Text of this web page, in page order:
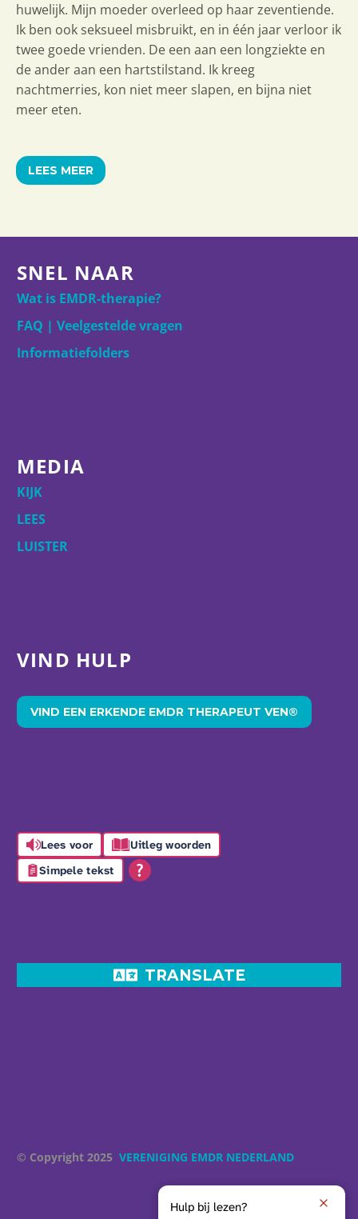
huwelijk. Mijn moeder overleed op haar zeventiende.
Ik ben ook seksueel misbruikt, en in één jaar verloor ik
twee goede vrienden. De een aan een longziekte en
de ander aan een hartstilstand. Ik kreeg
nachtmerries, kon niet meer slapen, en bijna niet
meer eten.
LEES MEER
SNEL NAAR
Wat is EMDR-therapie?
FAQ | Veelgestelde vragen
Informatiefolders
MEDIA
KIJK
LEES
LUISTER
VIND HULP
VIND EEN ERKENDE EMDR THERAPEUT VEN®
Lees voor
Uitleg woorden
Simpele tekst
TRANSLATE
© Copyright 2025 VERENIGING EMDR NEDERLAND
Hulp bij lezen?